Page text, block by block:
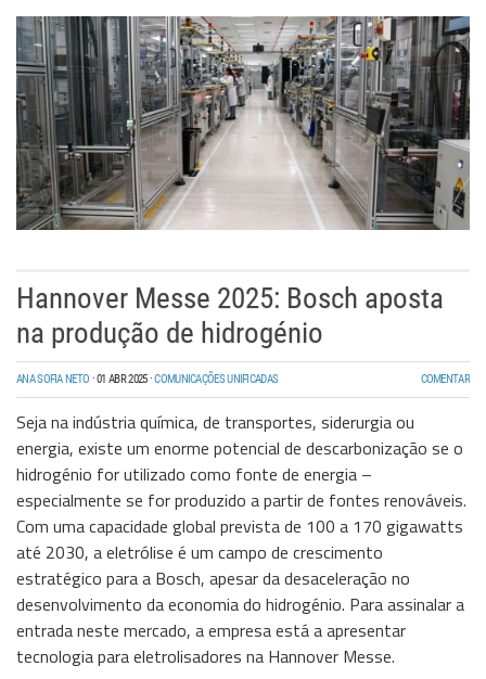
Hannover Messe 2025: Bosch aposta
na produção de hidrogénio
ANA SOFIA NETO ·01 ABR 2025·COMUNICAÇÕES UNIFICADAS COMENTAR
Seja na indústria química, de transportes, siderurgia ou
energia, existe um enorme potencial de descarbonização se o
hidrogénio for utilizado como fonte de energia –
especialmente se for produzido a partir de fontes renováveis.
Com uma capacidade global prevista de 100 a 170 gigawatts
até 2030, a eletrólise é um campo de crescimento
estratégico para a Bosch, apesar da desaceleração no
desenvolvimento da economia do hidrogénio. Para assinalar a
entrada neste mercado, a empresa está a apresentar
tecnologia para eletrolisadores na Hannover Messe.